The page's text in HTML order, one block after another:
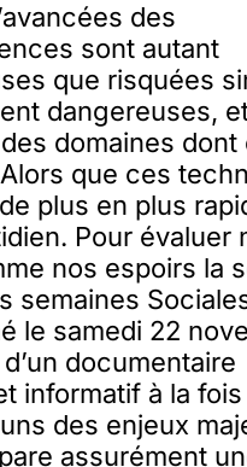
des
sont autant
que risquées
dangereuses,
domaines dont
que ces
plus en plus
Pour évaluer
nos espoirs la
semaines
le samedi 22
documentaire
informatif à la
des enjeux
assurément